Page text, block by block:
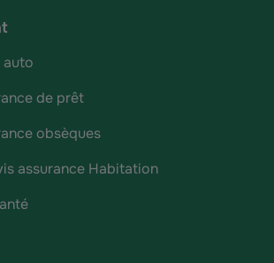
auto
de prêt
obsèques
assurance Habitation